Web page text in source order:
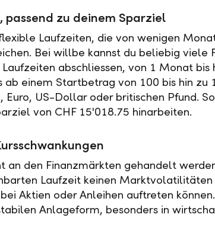
passend zu deinem Sparziel
Laufzeiten, die von wenigen
Bei willbe kannst du beliebig viele
abschliessen, von 1 Monat bis
ab einem Startbetrag von 100 bis hin zu
Euro, US-Dollar oder britischen Pfund.
von CHF 15'018.75 hinarbeiten.
an den Finanzmärkten gehandelt
Laufzeit keinen Marktvolatilitäten
Aktien oder Anleihen auftreten
Anlageform, besonders in